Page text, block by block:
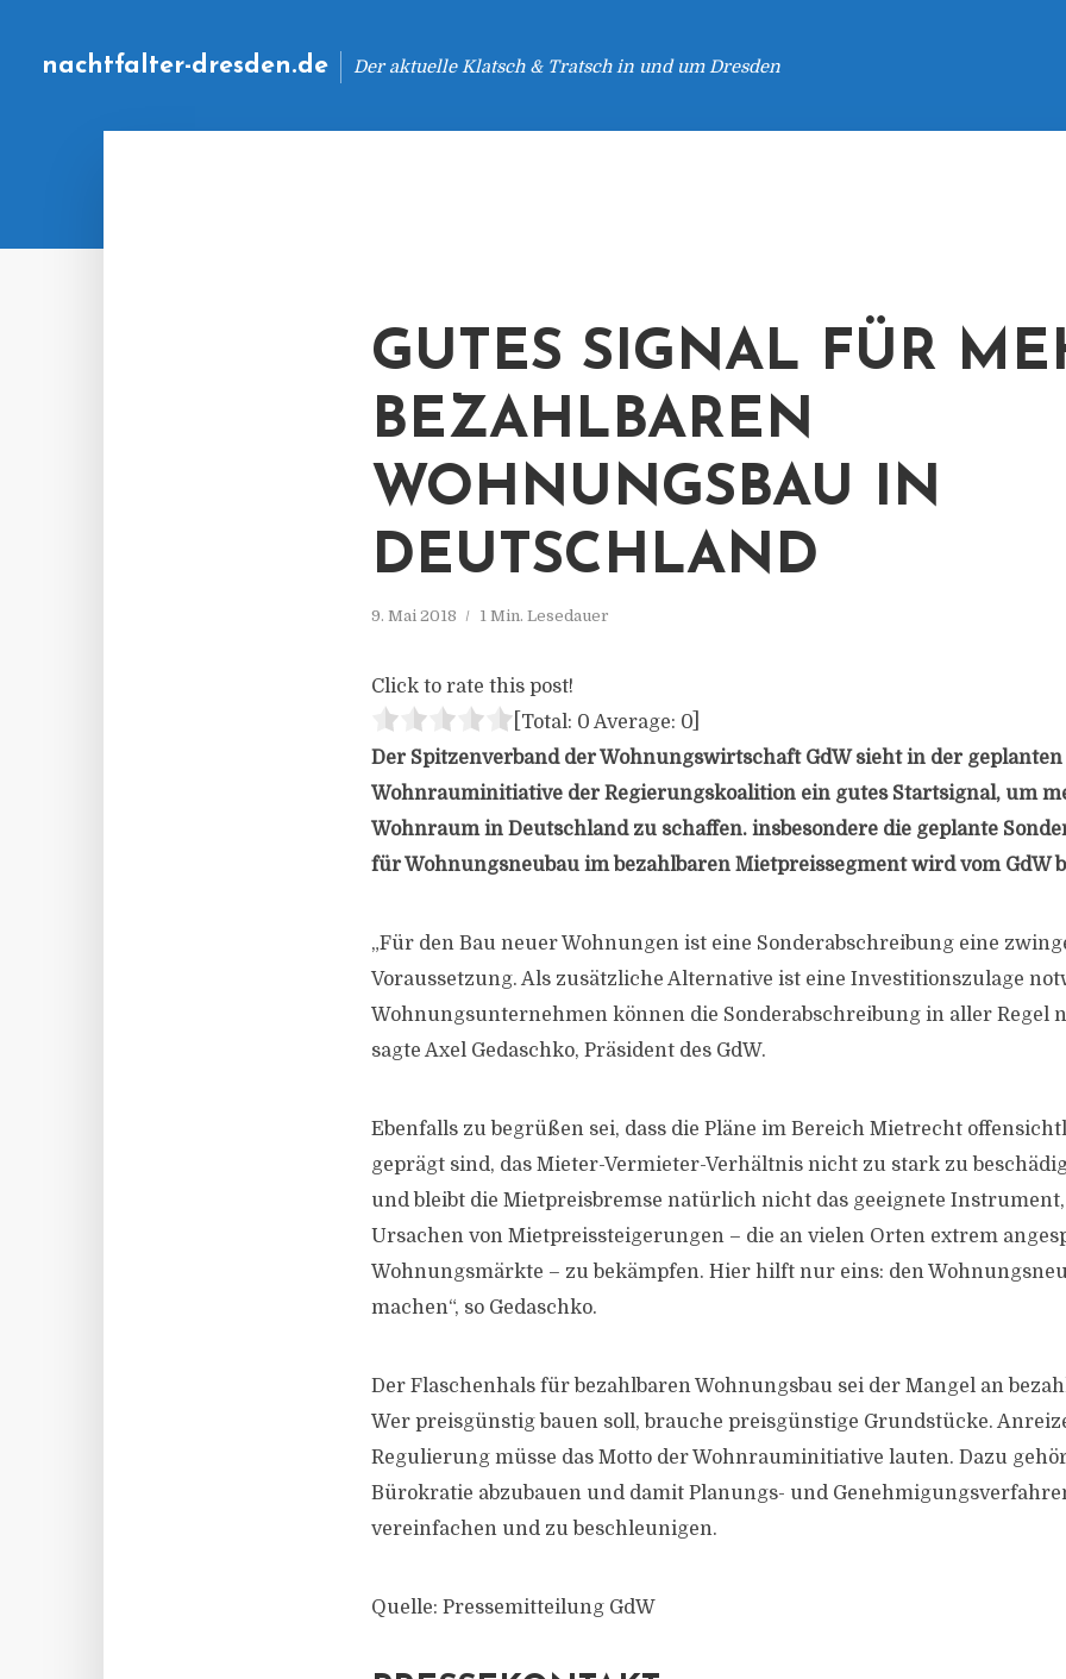
nachtfalter-dresden.de Der aktuelle Klatsch & Tratsch in und um Dresden
GUTES SIGNAL FÜR
BEZAHLBAREN
WOHNUNGSBAU IN
DEUTSCHLAND
9. Mai 2018 1 Min. Lesedauer
Click to rate this post!
[Total: 0 Average: 0
Der Spitzenverband der Wohnungswirtschaft GdW sieht in der geplanten
Wohnrauminitiative der Regierungskoalition ein gutes Startsignal, um
Wohnraum in Deutschland zu schaffen. insbesondere die geplante
für Wohnungsneubau im bezahlbaren Mietpreissegment wird vom GdW
„Für den Bau neuer Wohnungen ist eine Sonderabschreibung eine
Voraussetzung. Als zusätzliche Alternative ist eine Investitionszulage
Wohnungsunternehmen können die Sonderabschreibung in aller Regel
sagte Axel Gedaschko, Präsident des GdW.
Ebenfalls zu begrüßen sei, dass die Pläne im Bereich Mietrecht
geprägt sind, das Mieter-Vermieter-Verhältnis nicht zu stark zu
und bleibt die Mietpreisbremse natürlich nicht das geeignete
Ursachen von Mietpreissteigerungen – die an vielen Orten extrem
Wohnungsmärkte – zu bekämpfen. Hier hilft nur eins: den
machen“, so Gedaschko.
Der Flaschenhals für bezahlbaren Wohnungsbau sei der Mangel an
Wer preisgünstig bauen soll, brauche preisgünstige Grundstücke.
Regulierung müsse das Motto der Wohnrauminitiative lauten. Dazu
Bürokratie abzubauen und damit Planungs- und
vereinfachen und zu beschleunigen.
Quelle: Pressemitteilung GdW